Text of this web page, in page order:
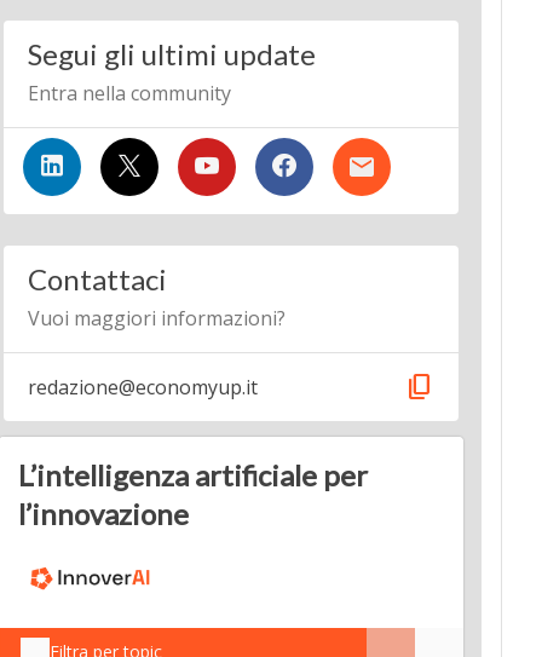
Segui gli ultimi update
Entra nella community
Contattaci
Vuoi maggiori informazioni?
redazione@economyup.it content_copy
L’intelligenza artificiale per
l’innovazione
Filtra per topic